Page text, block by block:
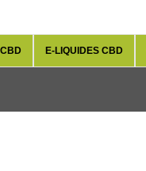
E-LIQUIDES CBD